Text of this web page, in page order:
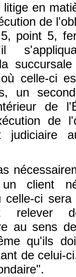
en
de
point 5,
celle-ci
un
de
de
judiciaire
client
ci
relever
au sens
qu'ils
de celui-